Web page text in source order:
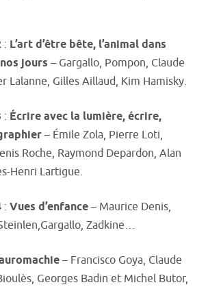
: L’art d’être bête, l’animal dans
jours – Gargallo, Pompon, Claude
Lalanne, Gilles Aillaud, Kim Hamisky.
: Écrire avec la lumière, écrire,
– Émile Zola, Pierre Loti,
Roche, Raymond Depardon, Alan
Henri Lartigue.
: Vues d’enfance – Maurice Denis,
Zadkine…
– Francisco Goya, Claude
Georges Badin et Michel Butor,